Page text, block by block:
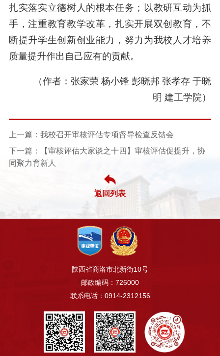
扎实落实立德树人的根本任务；以教研互动为抓
手，注重教育教学改革，扎实开展双创教育，不
断提升学生创新创业能力，努力为我校人才培养
质量提升作出自己应有的贡献。
（作者：张家荣 杨小锋 彭晓邦 张孝存 于晓
明 建工学院）
上一篇：我校召开审核评估专项督导检查反馈会
下一篇：【审核评估大家谈之十四】审核评估促提升，协
同聚力育新人
返回列表
陕西省商洛市北新街10号
邮政编码：726000
联系电话：0914-2312156